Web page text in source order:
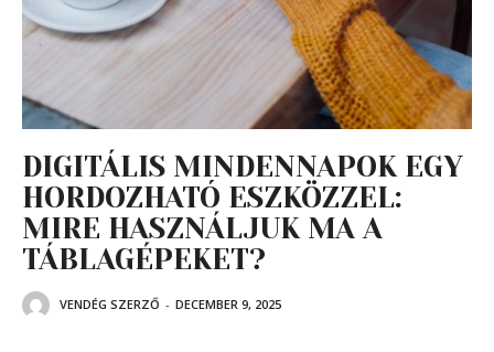
DIGITÁLIS MINDENNAPOK EGY
HORDOZHATÓ ESZKÖZZEL:
MIRE HASZNÁLJUK MA A
TÁBLAGÉPEKET?
VENDÉG SZERZŐ - DECEMBER 9, 2025